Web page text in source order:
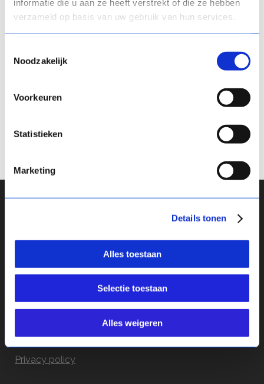
informatie die u aan ze heeft verstrekt of die ze hebben
verzameld op basis van uw gebruik van hun services.
Noodzakelijk
Voorkeuren
Statistieken
Marketing
Details tonen
Alles toestaan
Selectie toestaan
Alles weigeren
13 April, 2020
Tool
Team
Blog
Privacy policy